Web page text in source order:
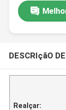
DESCRIçãO
Realçar: